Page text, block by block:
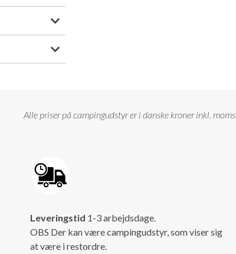
Alle priser på campingudstyr er i danske kroner inkl. moms.
Leveringstid 1-3 arbejdsdage.
OBS Der kan være campingudstyr, som viser sig
at være i restordre.